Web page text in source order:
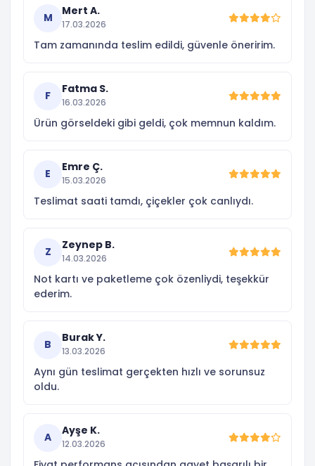
M
Mert A.
17.03.2026
Tam zamanında teslim edildi, güvenle öneririm.
F
Fatma S.
16.03.2026
Ürün görseldeki gibi geldi, çok memnun kaldım.
E
Emre Ç.
15.03.2026
Teslimat saati tamdı, çiçekler çok canlıydı.
Z
Zeynep B.
14.03.2026
Not kartı ve paketleme çok özenliydi, teşekkür
ederim.
B
Burak Y.
13.03.2026
Aynı gün teslimat gerçekten hızlı ve sorunsuz
oldu.
A
Ayşe K.
12.03.2026